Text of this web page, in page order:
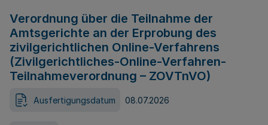
Verordnung über die Teilnahme der
Amtsgerichte an der Erprobung des
zivilgerichtlichen Online-Verfahrens
(Zivilgerichtliches-Online-Verfahren-
Teilnahmeverordnung – ZOVTnVO)
Ausfertigungsdatum 08.07.2026